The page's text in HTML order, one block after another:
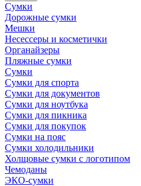
Сумки
Дорожные сумки
Мешки
Несессеры и косметички
Органайзеры
Пляжные сумки
Сумки
Сумки для спорта
Сумки для документов
Сумки для ноутбука
Сумки для пикника
Сумки для покупок
Сумки на пояс
Сумки холодильники
Холщовые сумки с логотипом
Чемоданы
ЭКО-сумки